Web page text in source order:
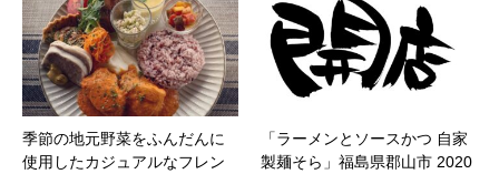
季節の地元野菜をふんだんに
使用したカジュアルなフレン
「ラーメンとソースかつ 自家
製麺そら」福島県郡山市 2020